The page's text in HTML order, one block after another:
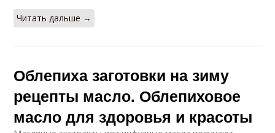
Читать дальше →
Облепиха заготовки на зиму
рецепты масло. Облепиховое
масло для здоровья и красоты